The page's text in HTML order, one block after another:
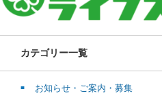
カテゴリー一覧
お知らせ・ご案内・募集